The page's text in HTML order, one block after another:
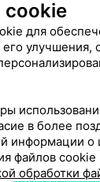
сестре
cookie
для
его улучшения,
в более
информации о
файлов
обработки